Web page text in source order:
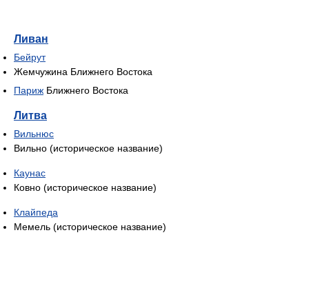
Ливан
Бейрут
Жемчужина Ближнего Востока
Париж Ближнего Востока
Литва
Вильнюс
Вильно (историческое название)
Каунас
Ковно (историческое название)
Клайпеда
Мемель (историческое название)